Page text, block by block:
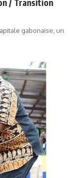
/ Transition
gabonaise, un